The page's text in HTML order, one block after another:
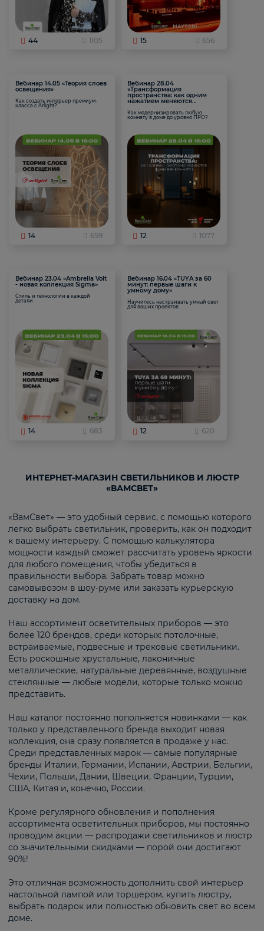
44 1105 15 656
Вебинар 14.05 «Теория слоев
освещения»
Как создать интерьер премиум-
класса с Arlight?
14 659
Вебинар 28.04
«Трансформация
пространства: как одним
нажатием меняются
Как модернизировать любую
комнату в доме до уровня ПРО?
12 1077
Вебинар 23.04 «Ambrella Volt
- новая коллекция Sigma»
Стиль и технологии в каждой
детали
14 683
Вебинар 16.04 «TUYA за 60
минут: первые шаги к
умному дому»
Научитесь настраивать умный свет
для ваших проектов
12 620
ИНТЕРНЕТ-МАГАЗИН СВЕТИЛЬНИКОВ И ЛЮСТР
«ВАМСВЕТ»
«ВамСвет» — это удобный сервис, с помощью которого
легко выбрать светильник, проверить, как он подходит
к вашему интерьеру. С помощью калькулятора
мощности каждый сможет рассчитать уровень яркости
для любого помещения, чтобы убедиться в
правильности выбора. Забрать товар можно
самовывозом в шоу-руме или заказать курьерскую
доставку на дом.
Наш ассортимент осветительных приборов — это
более 120 брендов, среди которых: потолочные,
встраиваемые, подвесные и трековые светильники.
Есть роскошные хрустальные, лаконичные
металлические, натуральные деревянные, воздушные
стеклянные — любые модели, которые только можно
представить.
Наш каталог постоянно пополняется новинками — как
только у представленного бренда выходит новая
коллекция, она сразу появляется в продаже у нас.
Среди представленных марок — самые популярные
бренды Италии, Германии, Испании, Австрии, Бельгии,
Чехии, Польши, Дании, Швеции, Франции, Турции,
США, Китая и, конечно, России.
Кроме регулярного обновления и пополнения
ассортимента осветительных приборов, мы постоянно
проводим акции — распродажи светильников и люстр
со значительными скидками — порой они достигают
90%!
Это отличная возможность дополнить свой интерьер
настольной лампой или торшером, купить люстру,
выбрать подарок или полностью обновить свет во всем
доме.